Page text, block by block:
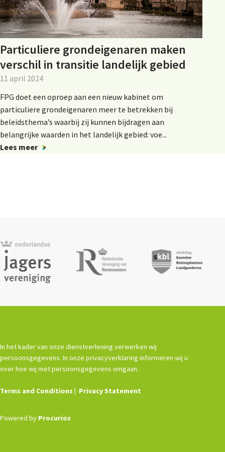
Particuliere grondeigenaren maken
verschil in transitie landelijk gebied
11 april 2024
FPG doet een oproep aan een nieuw kabinet om
particuliere grondeigenaren meer te betrekken bij
beleidsthema’s waarbij zij kunnen bijdragen aan
belangrijke waarden in het landelijk gebied: voe...
Lees meer
In het kader van onze dienstverlening verwerken wij
persoonsgegevens. In onze privacyverklaring informeren wij u
over hoe wij met persoonsgegevens omgaan.
Terms and Conditions Privacy Statement
Powered by Procurios